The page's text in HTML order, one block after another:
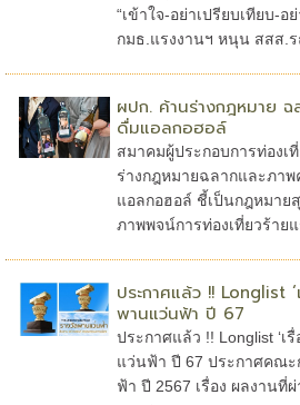
“เข้าใจ-อย่าเปรียบเทียบ-
กมธ.แรงงานฯ หนุน สสส.ร
ผปก. ค้านร่างกฎหมาย ฉ
ดื่มแอลกอฮอล์
สมาคมผู้ประกอบการท่อง
ร่างกฎหมายฉลากและภาพ
แอลกอฮอล์ ชี้เป็นกฎหมาย
ภาพพจน์การท่องเที่ยวร้ายแ
ประกาศแล้ว !! Longlist
พานแว่นฟ้า ปี 67
ประกาศแล้ว !! Longlist ‘เ
แว่นฟ้า ปี 67 ประกาศคณะ
ฟ้า ปี 2567 เรื่อง ผลงานที่